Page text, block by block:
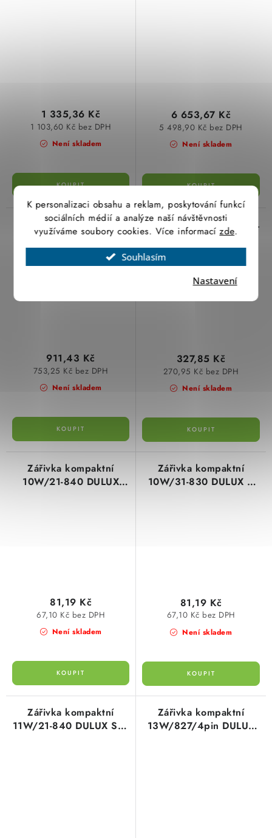
K personalizaci obsahu a reklam, poskytování funkcí
sociálních médií a analýze naší návštěvnosti
využíváme soubory cookies. Více informacízde.
Souhlasím
Nastavení
Není skladem
1 103,60 Kč bez DPH
1 335,36 Kč
Není skladem
5 498,90 Kč bez DPH
6 653,67 Kč
Výbojka halogenidová
250W HQI-T/D PRO
E40 FLH1 OSRAM
Není skladem
753,25 Kč bez DPH
911,43 Kč
Výbojka HQI-TS 70/NDL
excellence OSRAM
Není skladem
270,95 Kč bez DPH
327,85 Kč
Zářivka kompaktní
10W/21-840 DULUX
Není skladem
67,10 Kč bez DPH
81,19 Kč
Zářivka kompaktní
10W/31-830 DULUX D
Není skladem
67,10 Kč bez DPH
81,19 Kč
Zářivka kompaktní
11W/21-840 DULUX S/E
Zářivka kompaktní
13W/827/4pin DULUX